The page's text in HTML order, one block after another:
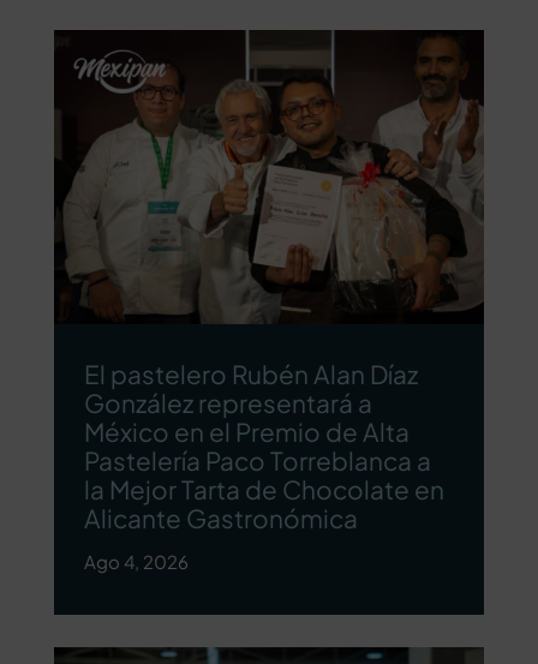
El pastelero Rubén Alan Díaz
González representará a
México en el Premio de Alta
Pastelería Paco Torreblanca a
la Mejor Tarta de Chocolate en
Alicante Gastronómica
Ago 4, 2026